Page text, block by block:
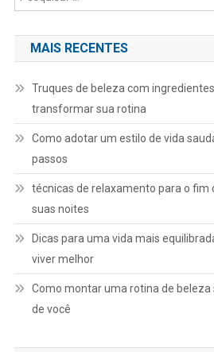
MAIS RECENTES
Truques de beleza com
transformar sua rotina
Como adotar um estilo de vida
passos
técnicas de relaxamento para o
suas noites
Dicas para uma vida mais
viver melhor
Como montar uma rotina de
de você